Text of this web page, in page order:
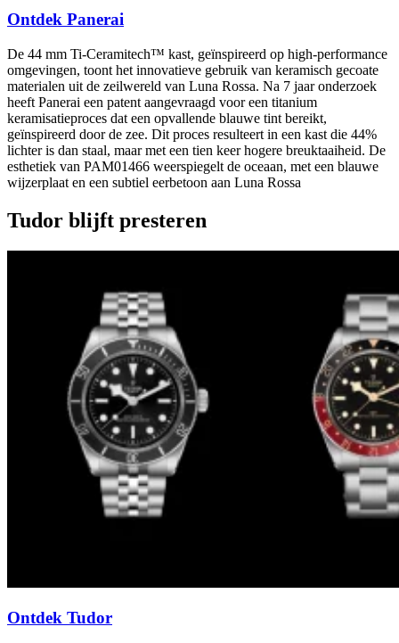
Ontdek Panerai
De 44 mm Ti-Ceramitech™ kast, geïnspireerd op high-performance
omgevingen, toont het innovatieve gebruik van keramisch gecoate
materialen uit de zeilwereld van Luna Rossa. Na 7 jaar onderzoek
heeft Panerai een patent aangevraagd voor een titanium
keramisatieproces dat een opvallende blauwe tint bereikt,
geïnspireerd door de zee. Dit proces resulteert in een kast die 44%
lichter is dan staal, maar met een tien keer hogere breuktaaiheid. De
esthetiek van PAM01466 weerspiegelt de oceaan, met een blauwe
wijzerplaat en een subtiel eerbetoon aan Luna Rossa
Tudor blijft presteren
Ontdek Tudor